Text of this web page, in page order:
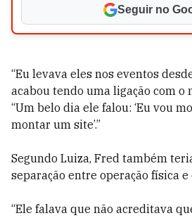
Seguir no
“Eu levava eles nos eventos
acabou tendo uma ligação com o
“Um belo dia ele falou: ‘Eu vou
montar um site’.”
Segundo Luiza, Fred também
separação entre operação física
“Ele falava que não acreditava